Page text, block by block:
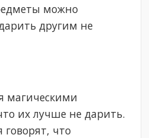
можно
другим не
магическими
их лучше не дарить.
что